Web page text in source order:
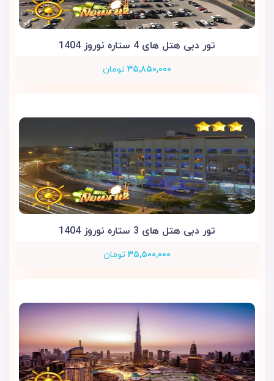
تور دبی هتل های 4 ستاره نوروز 1404
۳۵,۸۵۰,۰۰۰ تومان
تور دبی هتل های 3 ستاره نوروز 1404
۳۵,۵۰۰,۰۰۰ تومان